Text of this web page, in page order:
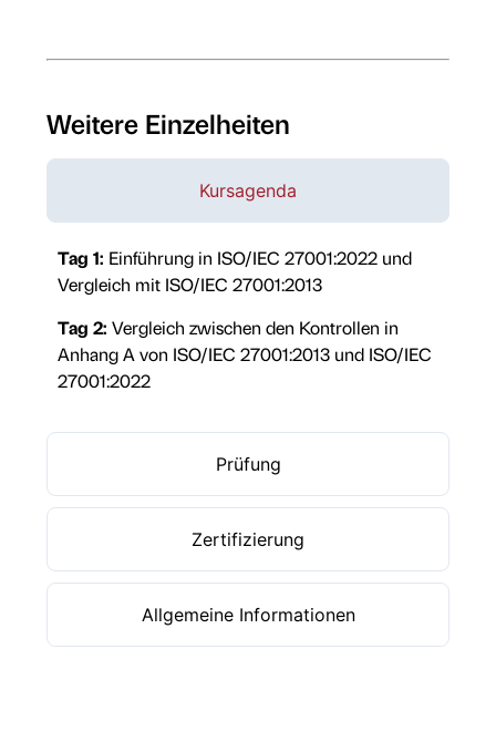
Weitere Einzelheiten
Kursagenda
Prüfung
Zertifizierung
Allgemeine Informationen
Tag 1: Einführung in ISO/IEC 27001:2022 und
Vergleich mit ISO/IEC 27001:2013
Tag 2: Vergleich zwischen den Kontrollen in
Anhang A von ISO/IEC 27001:2013 und ISO/IEC
27001:2022